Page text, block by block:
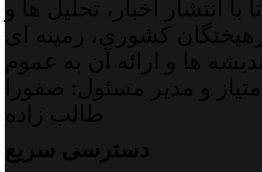
انتشار اخبار، تحلیل ها و
کشوری، زمینه ای
ها و ارائه آن به عموم
و مدیر مسئول: صفورا
طالب زاده
دسترسی سریع